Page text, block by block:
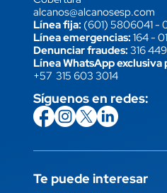
alcanos@alcanosesp.com
Línea fija: (601) 5806041-
Línea emergencias: 164-
Denunciar fraudes: 316
Línea WhatsApp exclusiva
+57 315 603 3014
Síguenos en redes:
icon
Imagen
link icon
Imagen
link icon
Imagen
link icon
Imagen
link
Te puede interesar